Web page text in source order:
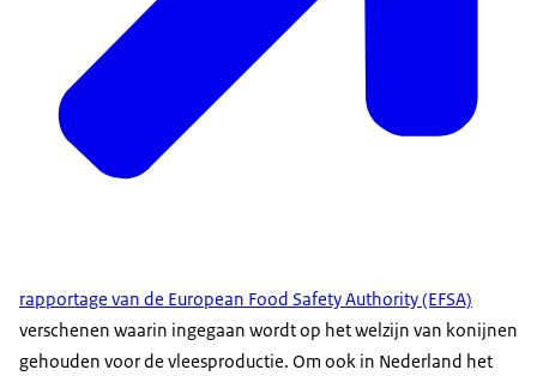
rapportage van de European Food Safety Authority (EFSA)
verschenen waarin ingegaan wordt op het welzijn van konijnen
gehouden voor de vleesproductie. Om ook in Nederland het